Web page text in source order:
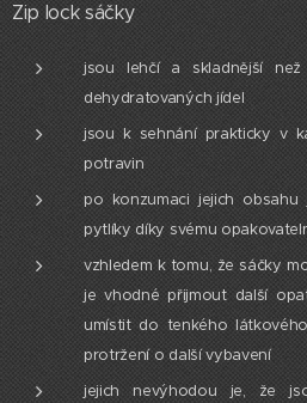
Zip lock sáčky
jsou lehčí a skladnější než
dehydratovaných jídel
jsou k sehnání prakticky v
potravin
po konzumaci jejich
pytlíky díky svému
vzhledem k tomu, že sáčky
je vhodné přijmout další
umístit do tenkého
protržení o další vybavení
jejich nevýhodou je, že